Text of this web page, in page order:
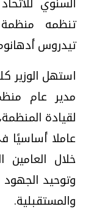
تنظمه منظمة
تيدروس
استهل الوزير
مدير عام
لقيادة
عاملا أساسيًا
خلال العامين
وتوحيد الجهود
والمستقبلية.